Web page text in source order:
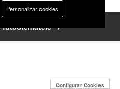
futbolenlatele →
Configurar Cookies
Personalizar cookies